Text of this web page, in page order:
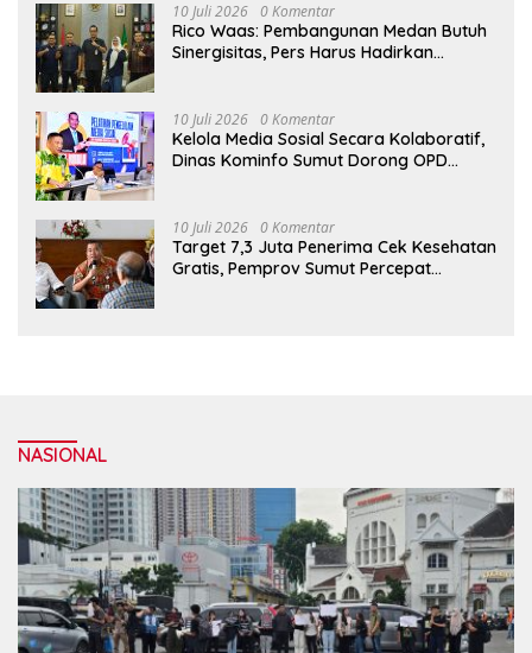
10 Juli 2026 0 Komentar
Rico Waas: Pembangunan Medan Butuh
Sinergisitas, Pers Harus Hadirkan
10 Juli 2026 0 Komentar
Kelola Media Sosial Secara Kolaboratif,
Dinas Kominfo Sumut Dorong OPD
10 Juli 2026 0 Komentar
Target 7,3 Juta Penerima Cek Kesehatan
Gratis, Pemprov Sumut Percepat
NASIONAL